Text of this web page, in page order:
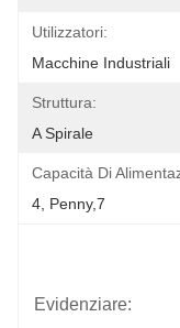
Utilizzatori:
Macchine Industriali
Struttura:
A Spirale
Capacità Di
4, Penny,7
Evidenziare: